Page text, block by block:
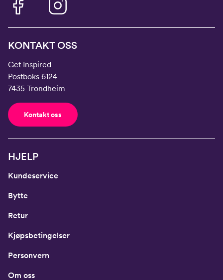
KONTAKT OSS
Get Inspired
Postboks 6124
7435 Trondheim
Kontakt oss
HJELP
Kundeservice
Bytte
Retur
Kjøpsbetingelser
Personvern
Om oss